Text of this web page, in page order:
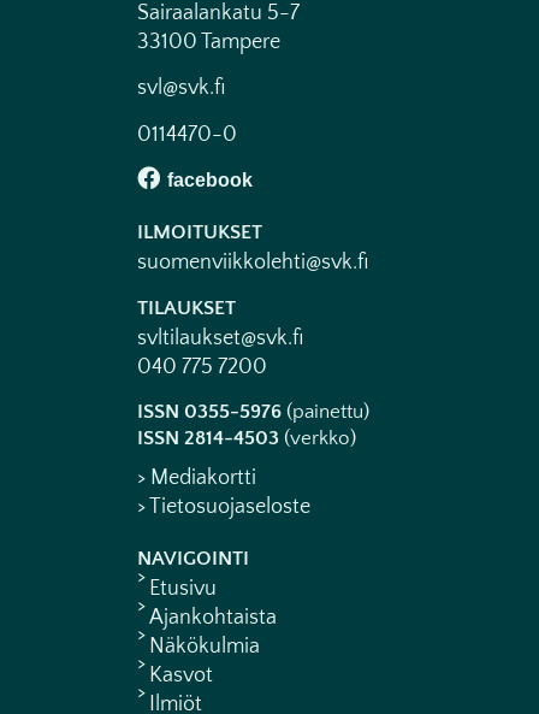
Sairaalankatu 5-7
33100 Tampere
svl@svk.fi
0114470-0
ILMOITUKSET
suomenviikkolehti@svk.fi
TILAUKSET
svltilaukset@svk.fi
040 775 7200
ISSN 0355-5976 (painettu)
ISSN 2814-4503 (verkko)
> Mediakortti
> Tietosuojaseloste
NAVIGOINTI
Etusivu
Ajankohtaista
Näkökulmia
Kasvot
Ilmiöt